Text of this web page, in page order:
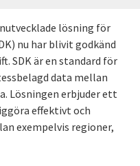
lösning för
nu har blivit godkänd
SDK är en standard för
data mellan
Lösningen erbjuder ett
effektivt och
exempelvis regioner,